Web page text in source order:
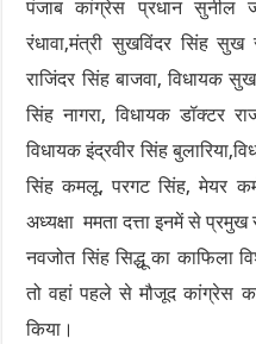
पंजाब कांग्रेस प्रधान सुनील
रंधावा,मंत्री सुखविंदर सिंह सुख
राजिंदर सिंह बाजवा, विधायक
सिंह नागरा, विधायक डॉक्टर
विधायक इंद्रवीर सिंह
सिंह कमलू, परगट सिंह, मेयर
अध्यक्षा ममता दत्ता इनमें से प्रमुख
नवजोत सिंह सिद्धू का काफिला
तो वहां पहले से मौजूद कांग्रेस
किया।